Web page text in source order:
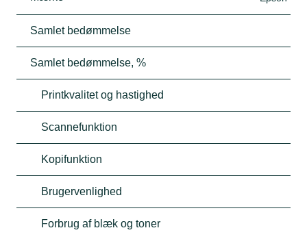
Samlet bedømmelse
Samlet bedømmelse, %
Printkvalitet og hastighed
Scannefunktion
Kopifunktion
Brugervenlighed
Forbrug af blæk og toner